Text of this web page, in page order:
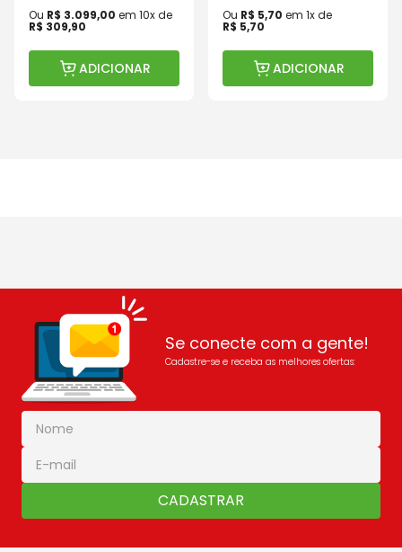
Ou R$ 3.099,00 em 10x de
R$ 309,90
ADICIONAR
Ou R$ 5,70 em 1x de
R$ 5,70
ADICIONAR
Se conecte com a gente!
Cadastre-se e receba as melhores ofertas:
CADASTRAR